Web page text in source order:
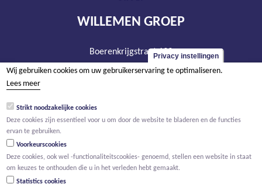
WILLEMEN GROEP
Boerenkrijgstraat 133
BE - 2800 Mechelen
BTW BE 0466.256.432
Privacy instellingen
Wij gebruiken cookies om uw gebruikerservaring te optimaliseren.
Lees meer
Strikt noodzakelijke cookies
Deze cookies zijn essentieel voor u om door de website te bladeren en de functies
ervan te gebruiken.
Voorkeurscookies
Deze cookies, ook wel -functionaliteitscookies- genoemd, stellen een website in staat
om keuzes te onthouden die u in het verleden hebt gemaakt.
Statistics cookies